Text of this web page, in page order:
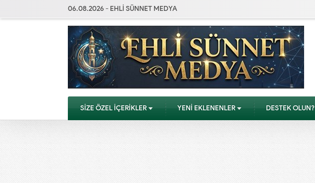
06.08.2026 - EHLİ SÜNNET MEDYA
SİZE ÖZEL İÇERİKLER YENİ EKLENENLER DESTEK OLUN?